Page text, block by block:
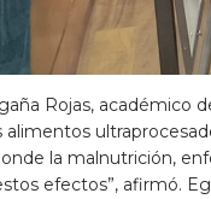
Rojas, académico
alimentos
la malnutrición,
efectos”, afirmó.